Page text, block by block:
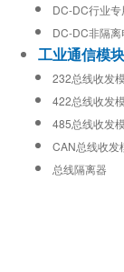
DC-DC行业
DC-DC非隔
工业通信模块
232总线收发
422总线收发
485总线收发
CAN总线收发
总线隔离器